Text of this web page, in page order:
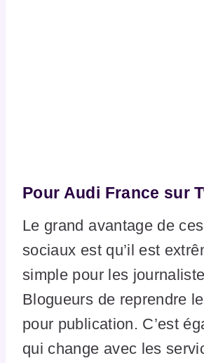
Pour Audi France sur
Le grand avantage de
sociaux est qu’il est
simple pour les
Blogueurs de reprendre
pour publication. C’est
qui change avec les